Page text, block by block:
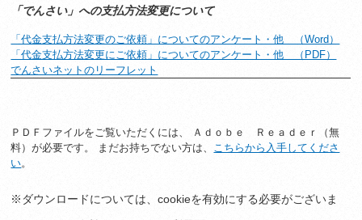
「でんさい」への支払方法変更について
「代金支払方法変更のご依頼」についてのアンケート・他 （Word）
「代金支払方法変更にご依頼」についてのアンケート・他 （PDF）
でんさいネットのリーフレット
ＰＤＦファイルをご覧いただくには、 Ａｄｏｂｅ Ｒｅａｄｅｒ（無
料）が必要です。 まだお持ちでない方は、
こちらから入手してくださ
い。
※ダウンロードについては、cookieを有効にする必要がございま